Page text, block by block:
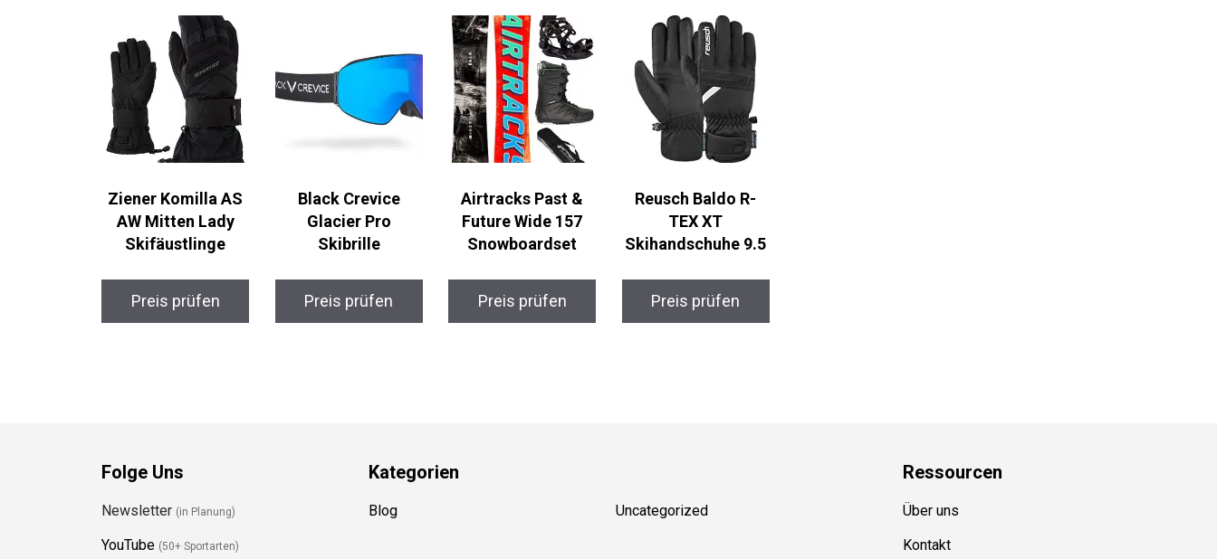
Ähnliche Produkte
AW Mitten Lady
Skifäustlinge
Glacier Pro
Skibrille
Future Wide 157
Snowboardset
TEX XT
Skihandschuhe 9.5
Folge Uns Ressource